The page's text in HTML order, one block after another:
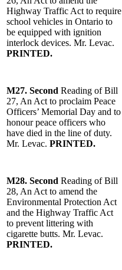
Highway Traffic Act to require
school vehicles in Ontario to
be equipped with ignition
interlock devices. Mr. Levac.
PRINTED.
M27. Second Reading of Bill
27, An Act to proclaim Peace
Officers’ Memorial Day and to
honour peace officers who
have died in the line of duty.
Mr. Levac. PRINTED.
M28. Second Reading of Bill
28, An Act to amend the
Environmental Protection Act
and the Highway Traffic Act
to prevent littering with
cigarette butts. Mr. Levac.
PRINTED.